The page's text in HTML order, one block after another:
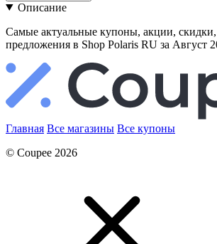
Описание
Самые актуальные купоны, акции,
предложения в Shop Polaris RU за Август
Главная Все магазины Все купоны
© Coupee 2026